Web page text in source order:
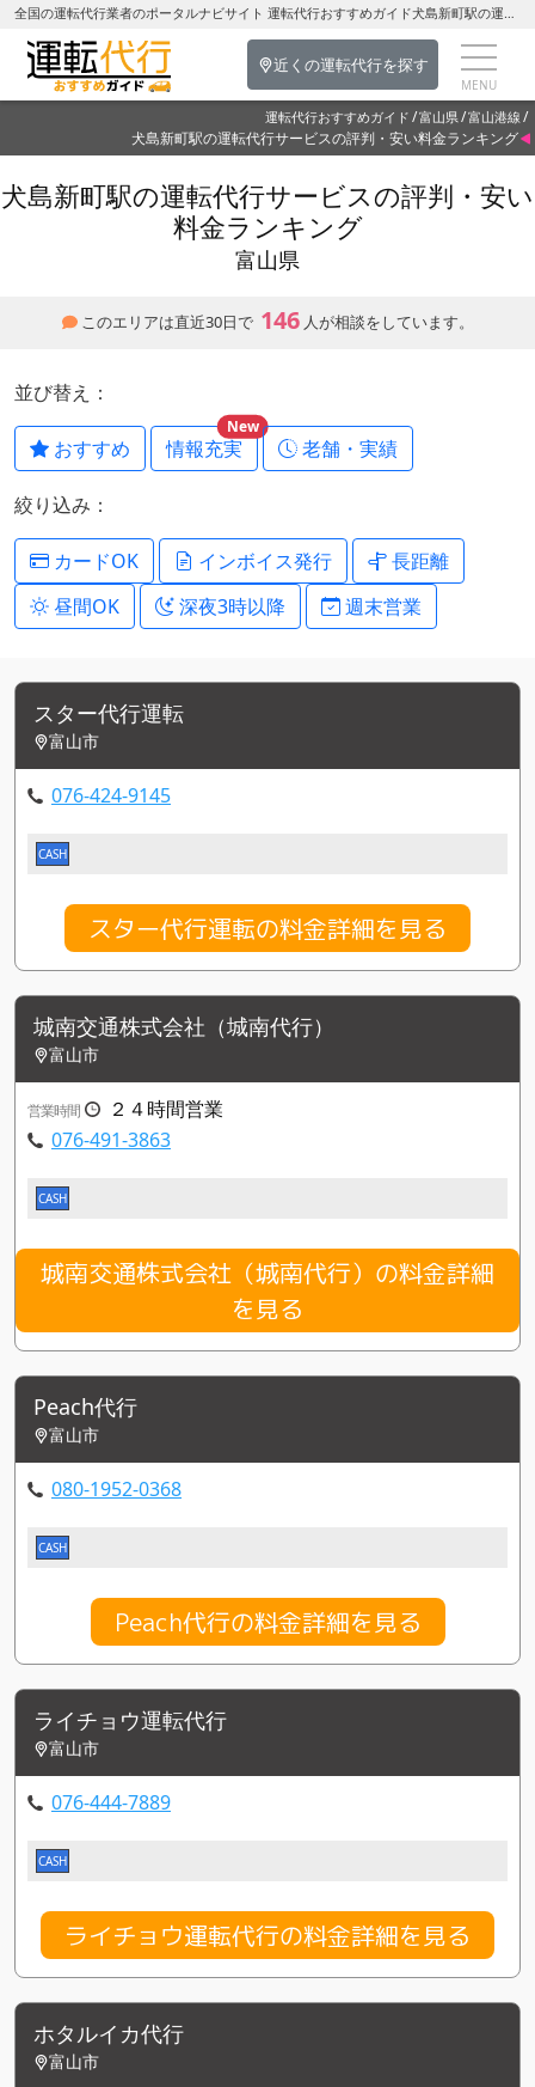
全国の運転代行業者のポータルナビサイト 運転代行おすすめガイド犬島新町駅の運転代行を探す-富山県の運転代行
近くの運転代行を探す
運転代行おすすめガイド 富山県 富山港線
犬島新町駅の運転代行サービスの評判・安い料金ランキング
犬島新町駅の運転代行サービスの評判・安い
料金ランキング
富山県
このエリアは直近30日で 146 人が相談をしています。
並び替え：
おすすめ 情報充実
New
老舗・実績
絞り込み：
カードOK インボイス発行
長距離
昼間OK
深夜3時以降 週末営業
スター代行運転
富山市
076-424-9145
CASH
スター代行運転の料金詳細を見る
城南交通株式会社（城南代行）
富山市
営業時間
２４時間営業
076-491-3863
CASH
城南交通株式会社（城南代行）の料金詳細
を見る
Peach代行
富山市
080-1952-0368
CASH
Peach代行の料金詳細を見る
ライチョウ運転代行
富山市
076-444-7889
CASH
ライチョウ運転代行の料金詳細を見る
ホタルイカ代行
富山市